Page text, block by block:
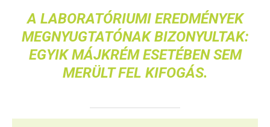
A LABORATÓRIUMI EREDMÉNYEK
MEGNYUGTATÓNAK BIZONYULTAK:
EGYIK MÁJKRÉM ESETÉBEN SEM
MERÜLT FEL KIFOGÁS.